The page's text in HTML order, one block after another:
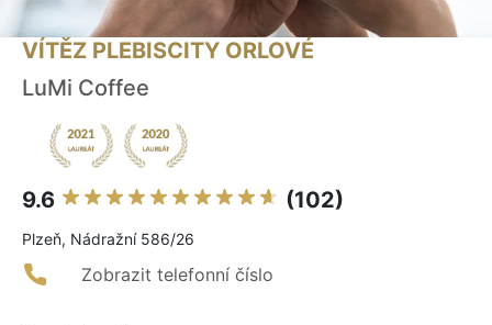
VÍTĚZ PLEBISCITY ORLOVÉ
LuMi Coffee
9.6 (102)
Plzeň, Nádražní 586/26
Zobrazit telefonní číslo